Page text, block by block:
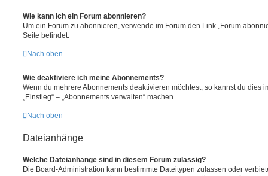
Wie kann ich ein Forum abonnieren?
Um ein Forum zu abonnieren, verwende im Forum den Link „Forum
Seite befindet.
Nach oben
Wie deaktiviere ich meine Abonnements?
Wenn du mehrere Abonnements deaktivieren möchtest, so kannst du dies
„Einstieg“ – „Abonnements verwalten“ machen.
Nach oben
Dateianhänge
Welche Dateianhänge sind in diesem Forum zulässig?
Die Board-Administration kann bestimmte Dateitypen zulassen oder